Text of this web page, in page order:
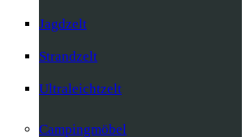
Jagdzelt
Strandzelt
Ultraleichtzelt
Campingmöbel